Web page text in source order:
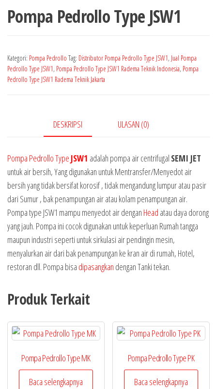
Pompa Pedrollo Type JSW1
Kategori: Pompa Pedrollo Tag: Distributor Pompa Pedrollo Type JSW1, Jual Pompa
Pedrollo Type JSW1, Pompa Pedrollo Type JSW1 Radema Teknik Indonesia, Pompa
Pedrollo Type JSW1 Radema Teknik Jakarta
DESKRIPSI ULASAN (0)
Pompa Pedrollo Type JSW1 adalah pompa air centrifugal SEMI JET
untuk air bersih, Yang digunakan untuk Mentransfer/Menyedot air
bersih yang tidak bersifat korosif , tidak mengandung lumpur atau pasir
dari Sumur , bak penampungan air atau kolam penampungan air.
Pompa type JSW1 mampu menyedot air dengan Head atau daya dorong
yang jauh. Pompa ini cocok digunakan untuk keperluan Rumah tangga
maupun industri seperti untuk sirkulasi air pendingin mesin,
menyalurkan air dari bak penampungan ke kran air di rumah, Hotel,
restoran dll. Pompa bisa dipasangkan dengan Tanki tekan.
Produk Terkait
Pompa Pedrollo Type MK
Baca selengkapnya
Pompa Pedrollo Type PK
Baca selengkapnya